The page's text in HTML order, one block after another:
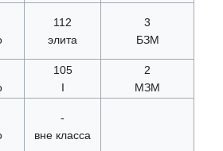
112
элита
3
БЗМ
105
I
2
МЗМ
-
вне класса